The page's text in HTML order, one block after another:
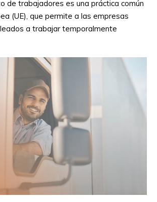
de trabajadores es una práctica común
(UE), que permite a las empresas
a trabajar temporalmente